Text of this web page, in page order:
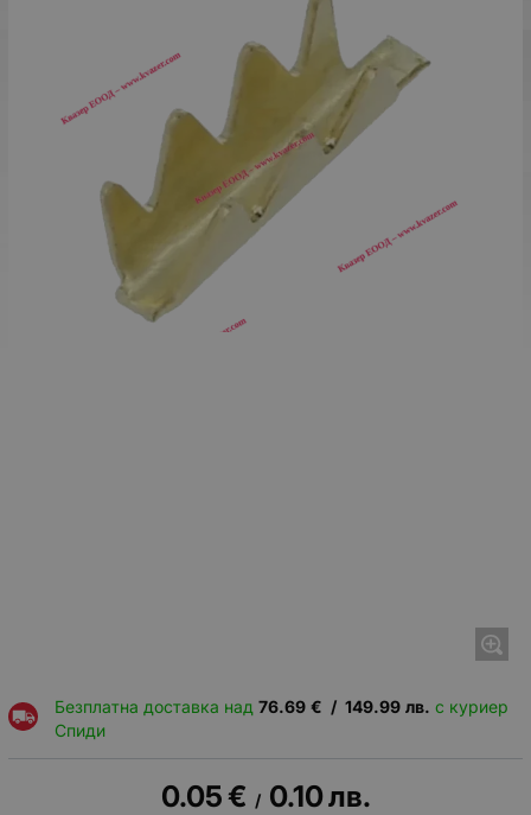
Безплатна доставка над 76.69 € / 149.99 лв. с куриер
Спиди
0.05€ / 0.10лв.